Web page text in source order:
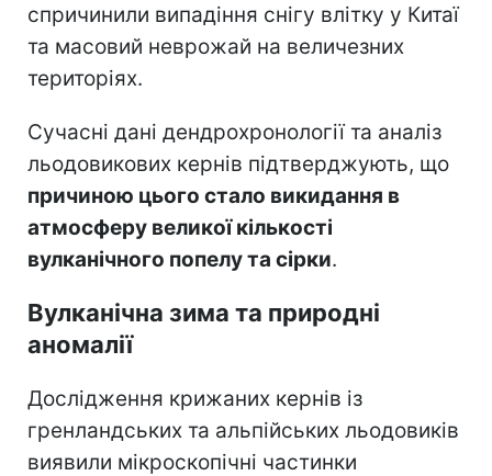
спричинили випадіння снігу влітку у Китаї
та масовий неврожай на величезних
територіях.
Сучасні дані дендрохронології та аналіз
льодовикових кернів підтверджують, що
причиною цього стало викидання в
атмосферу великої кількості
вулканічного попелу та сірки.
Вулканічна зима та природні
аномалії
Дослідження крижаних кернів із
гренландських та альпійських льодовиків
виявили мікроскопічні частинки